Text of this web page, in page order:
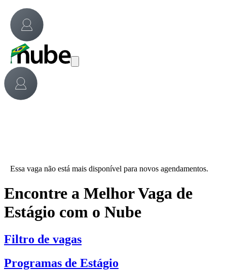
Essa vaga não está mais disponível para novos agendamentos.
Encontre a Melhor Vaga de
Estágio com o Nube
Filtro de vagas
Programas de Estágio